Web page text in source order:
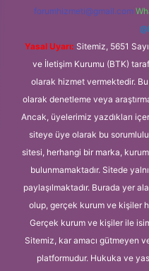
forumhizmeti@gmail.com
Yasal Uyarı: Sitemiz, 5651
ve İletişim Kurumu (BTK)
olarak hizmet vermektedir.
olarak denetleme veya
Ancak, üyelerimiz yazdıkları
siteye üye olarak bu
sitesi, herhangi bir marka,
bulunmamaktadır. Sitede
paylaşılmaktadır. Burada yer
olup, gerçek kurum ve kişiler
Gerçek kurum ve kişiler ile
Sitemiz, kar amacı gütmeyen
platformudur. Hukuka ve